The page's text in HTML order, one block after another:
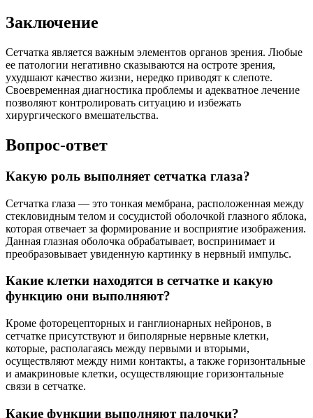
Заключение
Сетчатка является важным элементов органов зрения. Любые
ее патологии негативно сказываются на остроте зрения,
ухудшают качество жизни, нередко приводят к слепоте.
Своевременная диагностика проблемы и адекватное лечение
позволяют контролировать ситуацию и избежать
хирургического вмешательства.
Вопрос-ответ
Какую роль выполняет сетчатка глаза?
Сетчатка глаза — это тонкая мембрана, расположенная между
стекловидным телом и сосудистой оболочкой глазного яблока,
которая отвечает за формирование и восприятие изображения.
Данная глазная оболочка обрабатывает, воспринимает и
преобразовывает увиденную картинку в нервный импульс.
Какие клетки находятся в сетчатке и какую
функцию они выполняют?
Кроме фоторецепторных и ганглионарных нейронов, в
сетчатке присутствуют и биполярные нервные клетки,
которые, располагаясь между первыми и вторыми,
осуществляют между ними контакты, а также горизонтальные
и амакриновые клетки, осуществляющие горизонтальные
связи в сетчатке.
Какие функции выполняют палочки?